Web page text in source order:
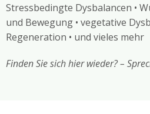
Stressbedingte Dysbalancen •
und Bewegung • vegetative
Regeneration • und vieles mehr
Finden Sie sich hier wieder? –